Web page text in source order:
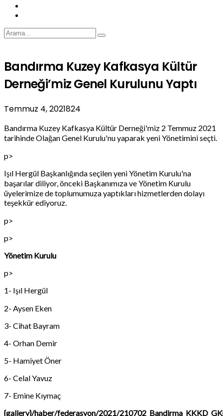
Bandırma Kuzey Kafkasya Kültür
Derneği’miz Genel Kurulunu Yaptı
Temmuz 4, 2021824
Bandırma Kuzey Kafkasya Kültür Derneği'miz 2 Temmuz 2021
tarihinde Olağan Genel Kurulu'nu yaparak yeni Yönetimini seçti.
p>
Işıl Hergül Başkanlığında seçilen yeni Yönetim Kurulu'na
başarılar diliyor, önceki Başkanımıza ve Yönetim Kurulu
üyelerimize de toplumumuza yaptıkları hizmetlerden dolayı
teşekkür ediyoruz.
p>
p>
Yönetim Kurulu
p>
1- Işıl Hergül
2- Aysen Eken
3- Cihat Bayram
4- Orhan Demir
5- Hamiyet Öner
6- Celal Yavuz
7- Emine Kıymaç
{gallery}/haber/federasyon/2021/